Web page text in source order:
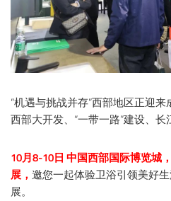
“机遇与挑战并存”西部地区正迎
西部大开发、“一带一路”建设、长
10月8-10日 中国西部国际博览城
展， 邀您一起体验卫浴引领美好
展。